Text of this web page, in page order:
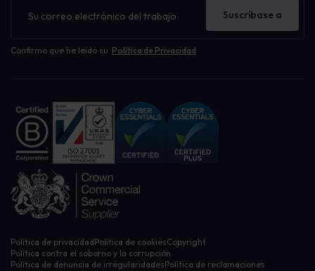
Confirmo que he leído su Política de Privacidad
Suscríbase a
Política de privacidadPolítica de cookiesCopyright
Política contra el soborno y la corrupción
Política de denuncia de irregularidadesPolítica de reclamaciones